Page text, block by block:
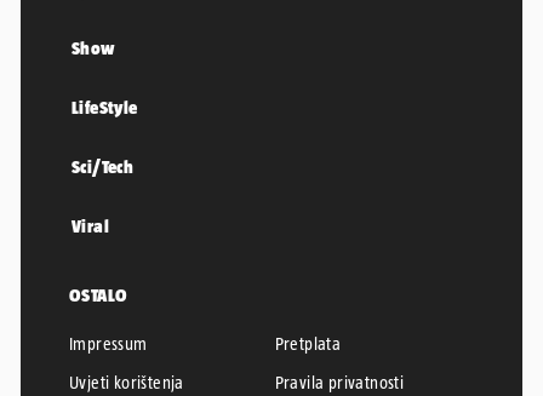
Show
LifeStyle
Sci/Tech
Viral
OSTALO
Impressum
Pretplata
Uvjeti korištenja
Pravila privatnosti